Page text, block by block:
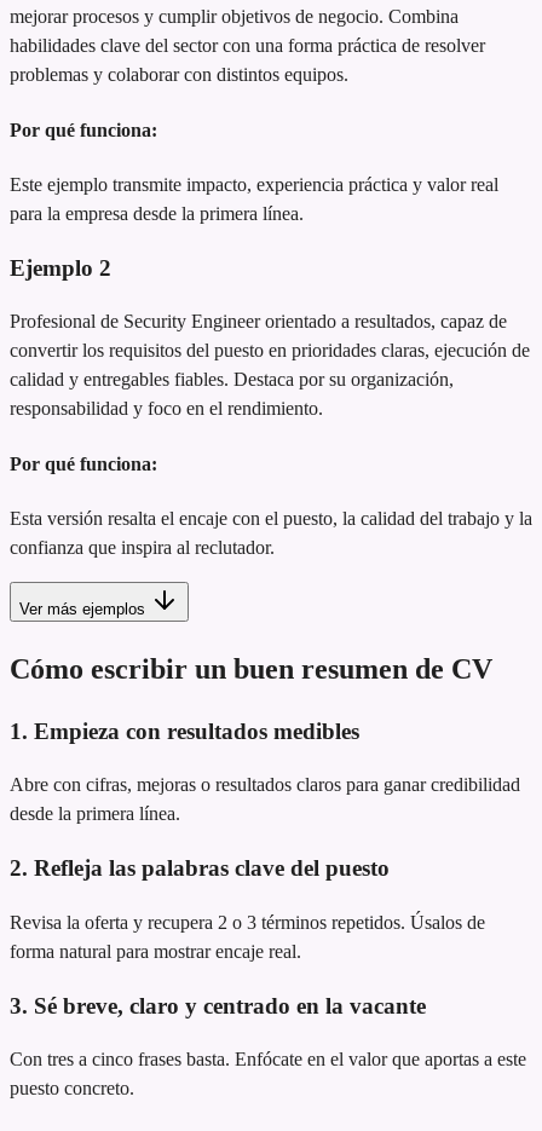
mejorar procesos y cumplir objetivos de negocio. Combina
habilidades clave del sector con una forma práctica de resolver
problemas y colaborar con distintos equipos.
Por qué funciona:
Este ejemplo transmite impacto, experiencia práctica y valor real
para la empresa desde la primera línea.
Ejemplo 2
Profesional de Security Engineer orientado a resultados, capaz de
convertir los requisitos del puesto en prioridades claras, ejecución de
calidad y entregables fiables. Destaca por su organización,
responsabilidad y foco en el rendimiento.
Por qué funciona:
Esta versión resalta el encaje con el puesto, la calidad del trabajo y la
confianza que inspira al reclutador.
Ver más ejemplos
Cómo escribir un buen resumen de CV
1. Empieza con resultados medibles
Abre con cifras, mejoras o resultados claros para ganar credibilidad
desde la primera línea.
2. Refleja las palabras clave del puesto
Revisa la oferta y recupera 2 o 3 términos repetidos. Úsalos de
forma natural para mostrar encaje real.
3. Sé breve, claro y centrado en la vacante
Con tres a cinco frases basta. Enfócate en el valor que aportas a este
puesto concreto.